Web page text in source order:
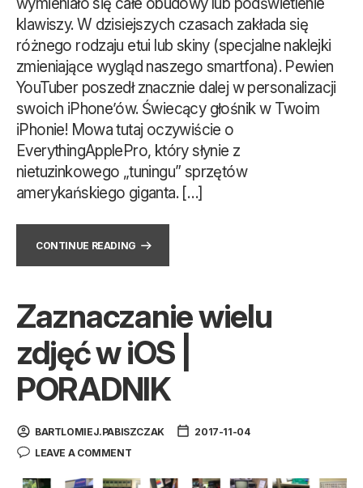
wymieniało się całe obudowy lub podświetlenie
klawiszy. W dzisiejszych czasach zakłada się
różnego rodzaju etui lub skiny (specjalne naklejki
zmieniające wygląd naszego smartfona). Pewien
YouTuber poszedł znacznie dalej w personalizacji
swoich iPhone’ów. Świecący głośnik w Twoim
iPhonie! Mowa tutaj oczywiście o
EverythingApplePro, który słynie z
nietuzinkowego „tuningu” sprzętów
amerykańskiego giganta. […]
CONTINUE READING
Zaznaczanie wielu
zdjęć w iOS |
PORADNIK
BARTLOMIEJ.PABISZCZAK
2017-11-04
LEAVE A COMMENT